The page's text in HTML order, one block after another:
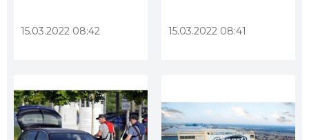
15.03.2022 08:42 15.03.2022 08:41